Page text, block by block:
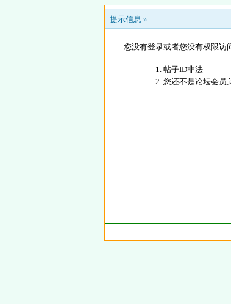
提示信息 »
您没有登录或者您没有权限访
帖子ID非法
您还不是论坛会员